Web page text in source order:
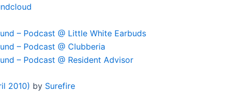
– Podcast @ Little White Earbuds
– Podcast @ Clubberia
– Podcast @ Resident Advisor
2010) by Surefire